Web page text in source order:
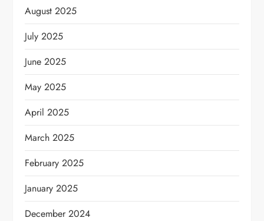
August 2025
July 2025
June 2025
May 2025
April 2025
March 2025
February 2025
January 2025
December 2024